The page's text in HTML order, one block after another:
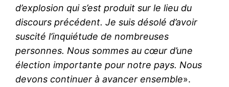
d’explosion qui s’est produit sur le lieu du
discours précédent. Je suis désolé d’avoir
suscité l’inquiétude de nombreuses
personnes. Nous sommes au cœur d’une
élection importante pour notre pays. Nous
devons continuer à avancer ensemble».